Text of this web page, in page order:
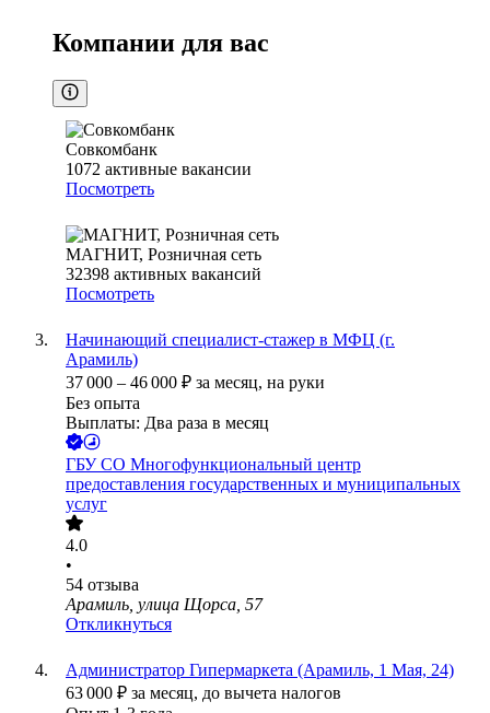
Компании для вас
Совкомбанк
1072 активные вакансии
Посмотреть
МАГНИТ, Розничная сеть
32398 активных вакансий
Посмотреть
Начинающий специалист-стажер в МФЦ (г.
Арамиль)
37 000 – 46 000 ₽ за месяц, на руки
Без опыта
Выплаты: Два раза в месяц
ГБУ СО Многофункциональный центр
предоставления государственных и муниципальных
услуг
4.0
•
54 отзыва
Арамиль, улица Щорса, 57
Откликнуться
Администратор Гипермаркета (Арамиль, 1 Мая, 24)
63 000 ₽ за месяц, до вычета налогов